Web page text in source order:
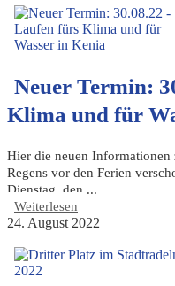
Neuer Termin:
Klima und für
Hier die neuen Informationen
Regens vor den Ferien
Dienstag, den ...
Weiterlesen
24. August 2022